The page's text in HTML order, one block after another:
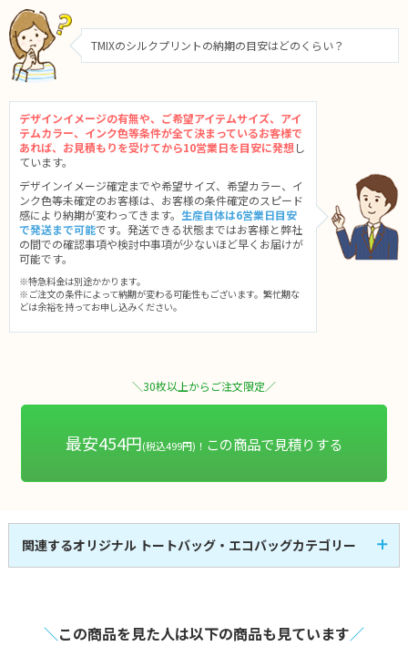
TMIXのシルクプリントの納期の目安はどのくらい？
デザインイメージの有無や、ご希望アイテムサイズ、アイ
テムカラー、インク色等条件が全て決まっているお客様で
あれば、お見積もりを受けてから10営業日を目安に発想 し
ています。
デザインイメージ確定までや希望サイズ、希望カラー、イ
ンク色等未確定のお客様は、お客様の条件確定のスピード
感により納期が変わってきます。 生産自体は6営業日目安
で発送まで可能です。発送できる状態まではお客様と弊社
の間での確認事項や検討中事項が少ないほど早くお届けが
可能です。
※特急料金は別途かかります。
※ご注文の条件によって納期が変わる可能性もございます。繁忙期な
どは余裕を持ってお申し込みください。
＼30枚以上からご注文限定／
最安454円(税込499円)！ この商品で見積りする
関連するオリジナル トートバッグ・エコバッグカテゴリー
ナイロンバッグ
全1商品 その他素材バッグ
全21商品
＼この商品を見た人は以下の商品も見ています／